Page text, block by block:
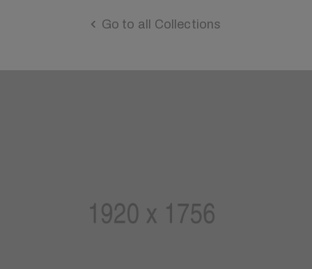
Go to all Collections